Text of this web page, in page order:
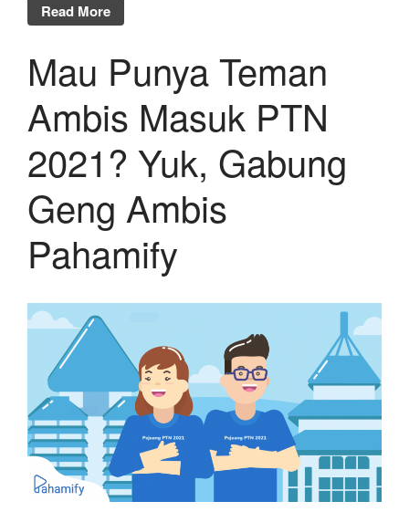
Read More
Mau Punya Teman
Ambis Masuk PTN
2021? Yuk, Gabung
Geng Ambis
Pahamify